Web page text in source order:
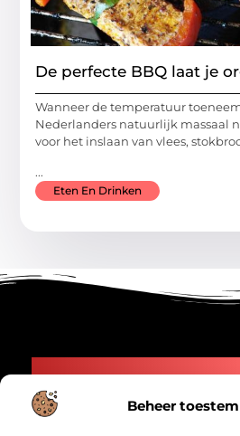
Beheer
De perfecte BBQ laat je
Wanneer de temperatuur
Nederlanders natuurlijk massaal
voor het inslaan van vlees,
...
Eten En Drinken
Bericht categorie